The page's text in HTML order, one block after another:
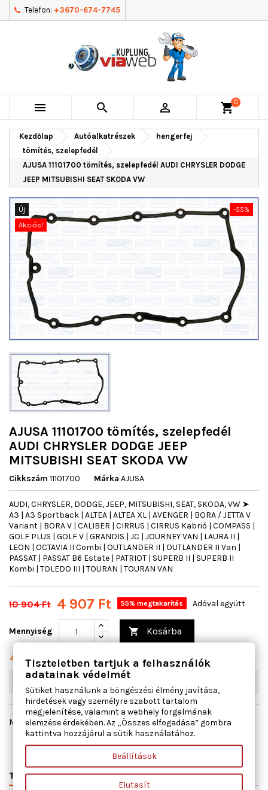
Telefon: +3670-674-7745
   shopping_cart0
Kezdőlap Autóalkatrészek
hengerfej
tömítés, szelepfedél
AJUSA 11101700 tömítés, szelepfedél AUDI CHRYSLER DODGE
JEEP MITSUBISHI SEAT SKODA VW
Új
-55%
Akciós!
AJUSA 11101700 tömítés, szelepfedél
AUDI CHRYSLER DODGE JEEP
MITSUBISHI SEAT SKODA VW
Cikkszám 11101700 Márka AJUSA
AUDI, CHRYSLER, DODGE, JEEP, MITSUBISHI, SEAT, SKODA, VW ➤
A3 | A3 Sportback | ALTEA | ALTEA XL | AVENGER | BORA / JETTA V
Variant | BORA V | CALIBER | CIRRUS | CIRRUS Kabrió | COMPASS |
GOLF PLUS | GOLF V | GRANDIS | JC | JOURNEY VAN | LAURA II |
LEON | OCTAVIA II Combi | OUTLANDER II | OUTLANDER II Van |
PASSAT | PASSAT B6 Estate | PATRIOT | SUPERB II | SUPERB II
Kombi | TOLEDO III | TOURAN | TOURAN VAN
10 904 Ft 4 907 Ft 55% megtakarítás Adóval együtt
Mennyiség  Kosárba

W03
Megosztás
TERMÉK RÉSZLETEI VÁLTÓSZÁMOK MIHEZ JÓ
Tiszteletben tartjuk a felhasználók
adatainak védelmét
Sütiket használunk a böngészési élmény javítása,
hirdetések vagy személyre szabott tartalom
megjelenítése, valamint a webhely forgalmának
elemzése érdekében. Az „Összes elfogadása” gombra
kattintva hozzájárul a sütik használatához.
Beállítások
Elutasít